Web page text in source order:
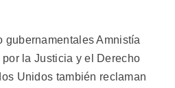
gubernamentales Amnistía
por la Justicia y el Derecho
Unidos también reclaman